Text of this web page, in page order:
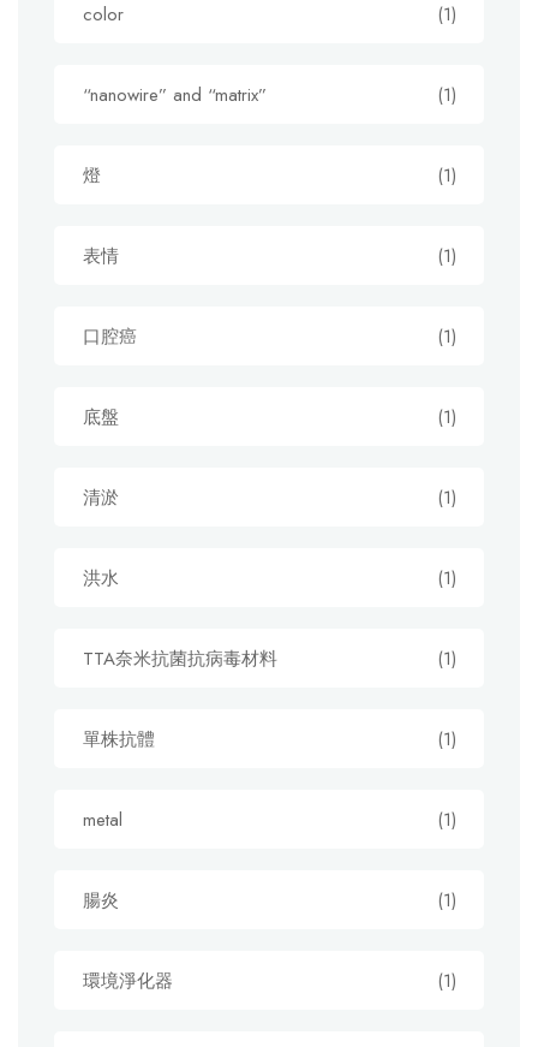
color (1)
“nanowire” and “matrix” (1)
燈 (1)
表情 (1)
口腔癌 (1)
底盤 (1)
清淤 (1)
洪水 (1)
TTA奈米抗菌抗病毒材料 (1)
單株抗體 (1)
metal (1)
腸炎 (1)
環境淨化器 (1)